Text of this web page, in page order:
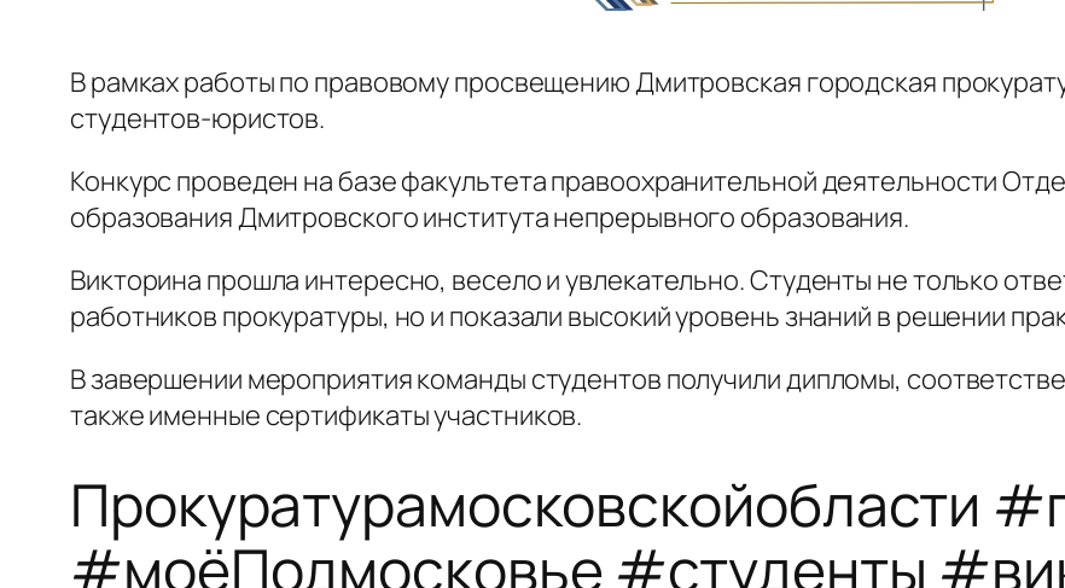
В рамках работы по правовому просвещению Дмитровская городская
студентов-юристов.
Конкурс проведен на базе факультета правоохранительной деятельности
образования Дмитровского института непрерывного образования.
Викторина прошла интересно, весело и увлекательно. Студенты не только
работников прокуратуры, но и показали высокий уровень знаний в решении
В завершении мероприятия команды студентов получили дипломы,
также именные сертификаты участников.
Прокуратурамосковскойобласти
#моёПодмосковье #студенты